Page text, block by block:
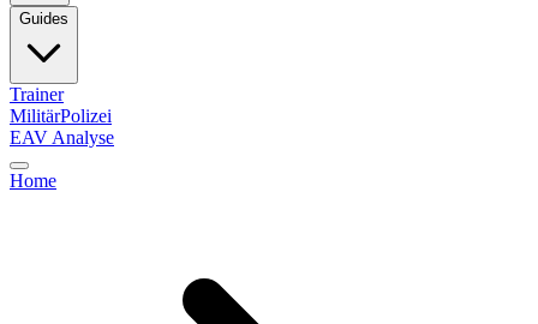
Guides
Trainer
MilitärPolizei
EAV Analyse
Home